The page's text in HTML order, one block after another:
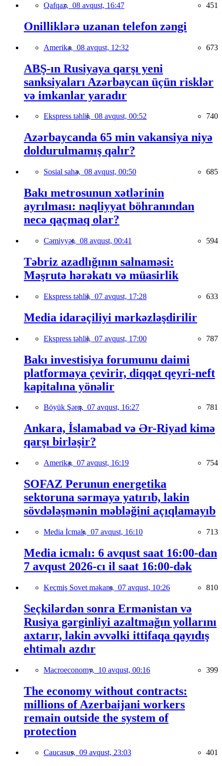
Qafqaz, 08 avqust, 16:47 451
Onilliklərə uzanan telefon zəngi
Amerika, 08 avqust, 12:32 673
ABŞ-ın Rusiyaya qarşı yeni
sanksiyaları Azərbaycan üçün risklər
və imkanlar yaradır
Ekspress təhlil, 08 avqust, 00:52 740
Azərbaycanda 65 min vakansiya niyə
doldurulmamış qalır?
Sosial sahə, 08 avqust, 00:50 685
Bakı metrosunun xətlərinin
ayrılması: nəqliyyat böhranından
necə qaçmaq olar?
Cəmiyyət, 08 avqust, 00:41 594
Təbriz azadlığının salnaməsi:
Məşrutə hərəkatı və müasirlik
Ekspress təhlil, 07 avqust, 17:28 633
Media idarəçiliyi mərkəzləşdirilir
Ekspress təhlil, 07 avqust, 17:00 787
Bakı investisiya forumunu daimi
platformaya çevirir, diqqət qeyri-neft
kapitalına yönəlir
Böyük Şərq, 07 avqust, 16:27 781
Ankara, İslamabad və Ər-Riyad kimə
qarşı birləşir?
Amerika, 07 avqust, 16:19 754
SOFAZ Perunun energetika
sektoruna sərmayə yatırıb, lakin
sövdələşmənin məbləğini açıqlamayıb
Media İcmalı, 07 avqust, 16:10 713
Media icmalı: 6 avqust saat 16:00-dan
7 avqust 2026-cı il saat 16:00-dək
Keçmiş Sovet məkanı, 07 avqust, 10:26 810
Seçkilərdən sonra Ermənistan və
Rusiya gərginliyi azaltmağın yollarını
axtarır, lakin əvvəlki ittifaqa qayıdış
ehtimalı azdır
Macroeconomy, 10 avqust, 00:16 399
The economy without contracts:
millions of Azerbaijani workers
remain outside the system of
protection
Caucasus, 09 avqust, 23:03 401